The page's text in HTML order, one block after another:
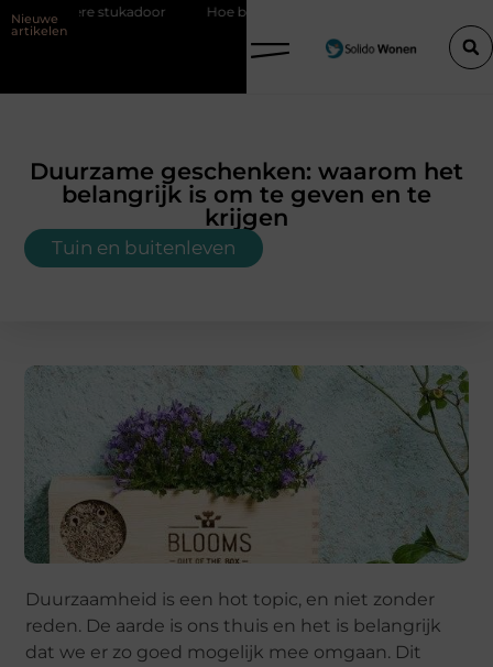
Nieuwe
artikelen
Hoe bouwfolie zorgt voor een sterker en droger bouwproject
Duurzame geschenken: waarom het
belangrijk is om te geven en te
krijgen
Tuin en buitenleven
Duurzaamheid is een hot topic, en niet zonder
reden. De aarde is ons thuis en het is belangrijk
dat we er zo goed mogelijk mee omgaan. Dit